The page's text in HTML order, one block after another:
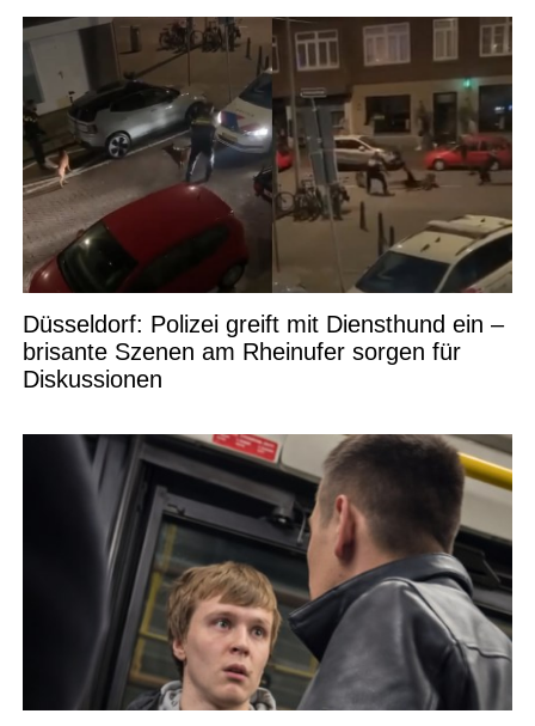
Düsseldorf: Polizei greift mit Diensthund ein –
brisante Szenen am Rheinufer sorgen für
Diskussionen